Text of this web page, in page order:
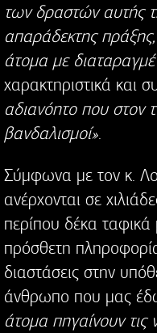
των δραστών αυτής
απαράδεκτης
άτομα με
χαρακτηριστικά και
αδιανόητο που στον
βανδαλισμοί».
Σύμφωνα με τον κ.
ανέρχονται σε
περίπου δέκα
πρόσθετη
διαστάσεις στην
άνθρωπο που μας
άτομα πηγαίνουν τις